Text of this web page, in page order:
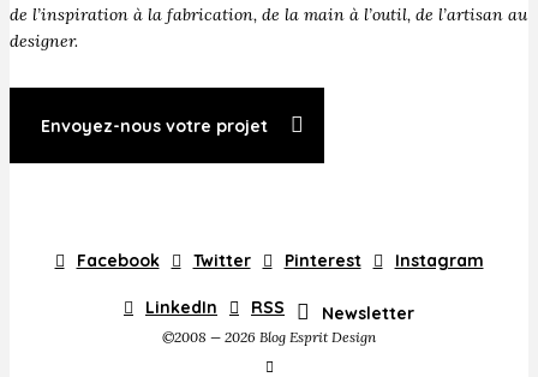
de l’inspiration à la fabrication, de la main à l’outil, de l’artisan au
designer.
Envoyez-nous votre projet
Facebook Twitter Pinterest Instagram
LinkedIn RSS Newsletter
©2008 — 2026 Blog Esprit Design